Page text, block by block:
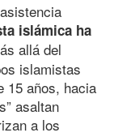
islámica ha
allá del
islamistas
15 años, hacia
asaltan
a los